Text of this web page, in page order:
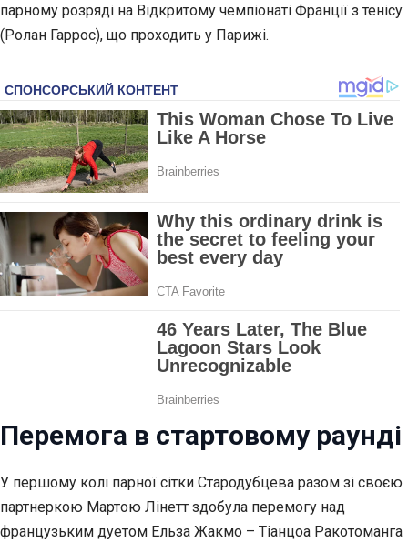
парному розряді на Відкритому чемпіонаті Франції з тенісу
(Ролан Гаррос), що проходить у Парижі.
Перемога в стартовому раунді
У першому колі парної сітки Стародубцева разом зі своєю
партнеркою Мартою Лінетт здобула перемогу над
французьким дуетом Ельза Жакмо – Тіанцоа Ракотоманга